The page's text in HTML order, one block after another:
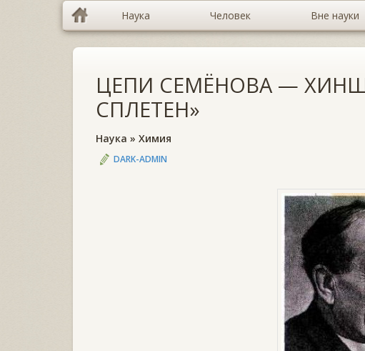
Наука Человек Вне науки
ЦЕПИ СЕМЁНОВА —
СПЛЕТЕН»
Наука » Химия
DARK-ADMIN